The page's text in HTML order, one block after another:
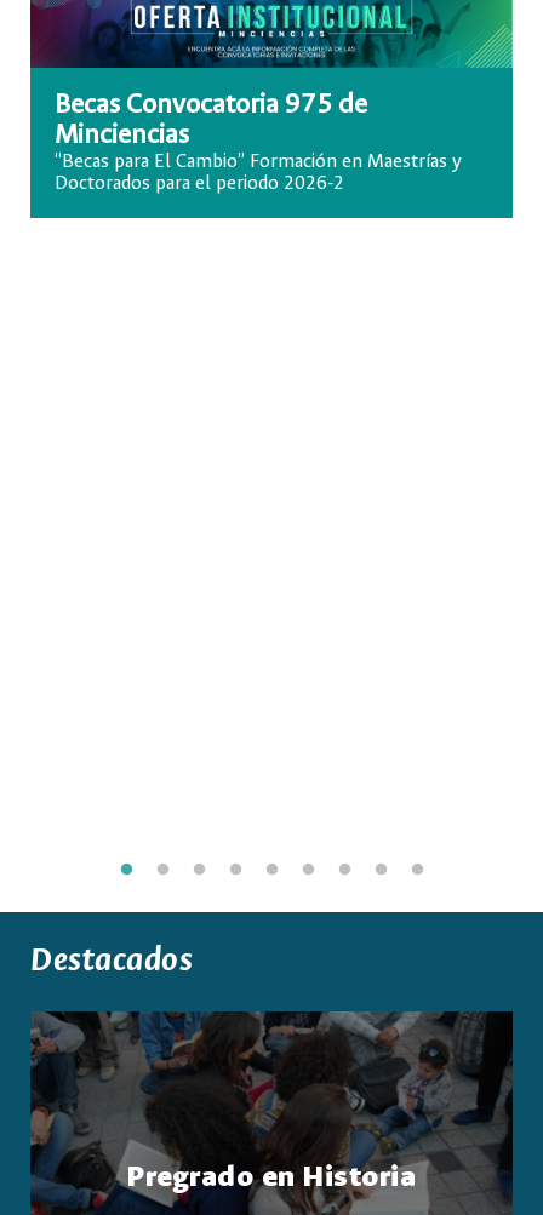
Becas Convocatoria 975 de
Minciencias
“Becas para El Cambio” Formación en Maestrías y
Doctorados para el periodo 2026-2
Destacados
Pregrado en Historia